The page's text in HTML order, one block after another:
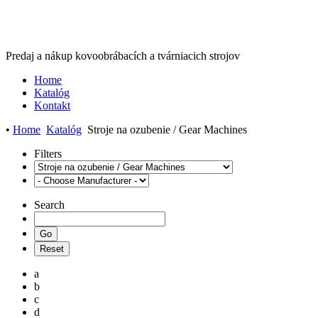
Predaj a nákup kovoobrábacích a tvárniacich strojov
Home
Katalóg
Kontakt
• Home Katalóg Stroje na ozubenie / Gear Machines
Filters
Search
a
b
c
d